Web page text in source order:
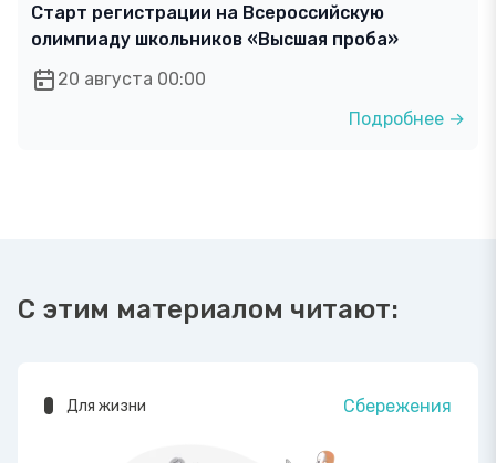
Старт регистрации на Всероссийскую
олимпиаду школьников «Высшая проба»
20 августа 00:00
Подробнее →
С этим материалом читают:
Для жизни Сбережения